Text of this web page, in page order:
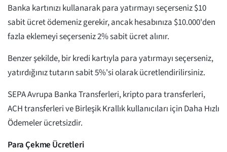
Banka kartınızı kullanarak para yatırmayı seçerseniz $10
sabit ücret ödemeniz gerekir, ancak hesabınıza $10.000'den
fazla eklemeyi seçerseniz 2% sabit ücret alınır.
Benzer şekilde, bir kredi kartıyla para yatırmayı seçerseniz,
yatırdığınız tutarın sabit 5%'si olarak ücretlendirilirsiniz.
SEPA Avrupa Banka Transferleri, kripto para transferleri,
ACH transferleri ve Birleşik Krallık kullanıcıları için Daha Hızlı
Ödemeler ücretsizdir.
Para Çekme Ücretleri